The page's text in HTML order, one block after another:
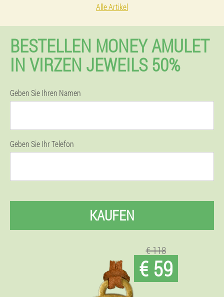
Alle Artikel
BESTELLEN MONEY AMULET
IN VIRZEN JEWEILS 50%
Geben Sie Ihren Namen
Geben Sie Ihr Telefon
KAUFEN
€ 118
€ 59